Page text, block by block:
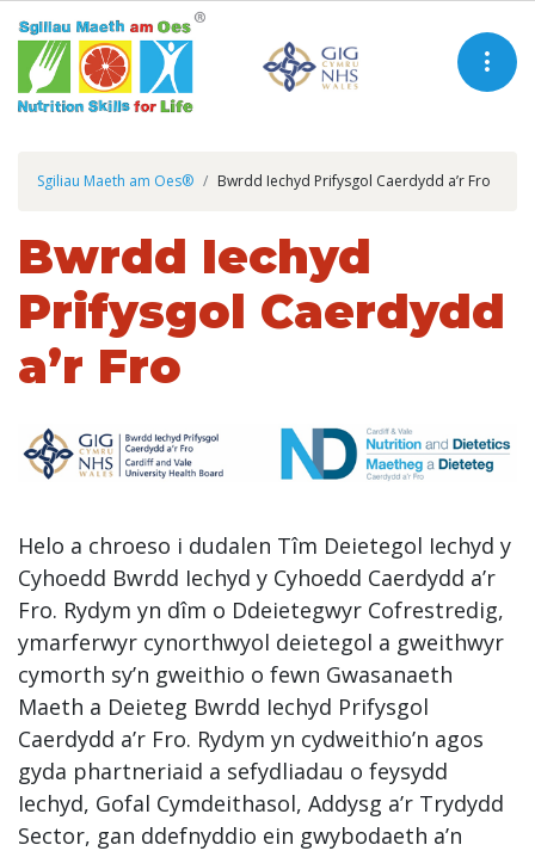
Sgiliau Maeth am Oes® Bwrdd Iechyd Prifysgol Caerdydd a’r Fro
Bwrdd Iechyd
Prifysgol Caerdydd
a’r Fro
Helo a chroeso i dudalen Tîm Deietegol Iechyd y
Cyhoedd Bwrdd Iechyd y Cyhoedd Caerdydd a’r
Fro. Rydym yn dîm o Ddeietegwyr Cofrestredig,
ymarferwyr cynorthwyol deietegol a gweithwyr
cymorth sy’n gweithio o fewn Gwasanaeth
Maeth a Deieteg Bwrdd Iechyd Prifysgol
Caerdydd a’r Fro. Rydym yn cydweithio’n agos
gyda phartneriaid a sefydliadau o feysydd
Iechyd, Gofal Cymdeithasol, Addysg a’r Trydydd
Sector, gan ddefnyddio ein gwybodaeth a’n